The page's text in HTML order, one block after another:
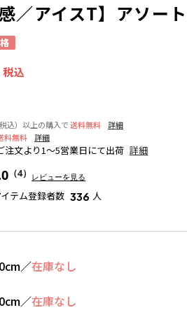
込）以上の購入で送料無料
詳細
料無料 詳細
注文より1～5営業日にて出荷 詳細
（4） レビューを見る
テム登録者数 336 人
感／アイスT】アソー
税込
／在庫なし
／在庫なし